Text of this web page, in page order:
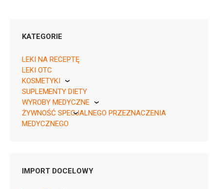
Rp ¦ EU/1/22/1690/001 ¦ 148281
28 kaps.
KATEGORIE
LEKI NA RECEPTĘ
LEKI OTC
KOSMETYKI
Pierre Fabre
SUPLEMENTY DIETY
WYROBY MEDYCZNE
KikGel
ŻYWNOŚĆ SPECJALNEGO PRZEZNACZENIA
MEDYCZNEGO
IMPORT DOCELOWY